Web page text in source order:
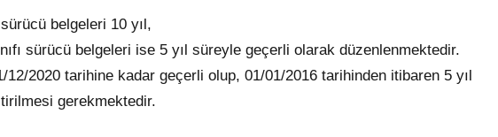
belgeleri 10 yıl,
sürücü belgeleri ise 5 yıl süreyle geçerli olarak düzenlenmektedir.
2020 tarihine kadar geçerli olup, 01/01/2016 tarihinden itibaren 5 yıl
gerekmektedir.